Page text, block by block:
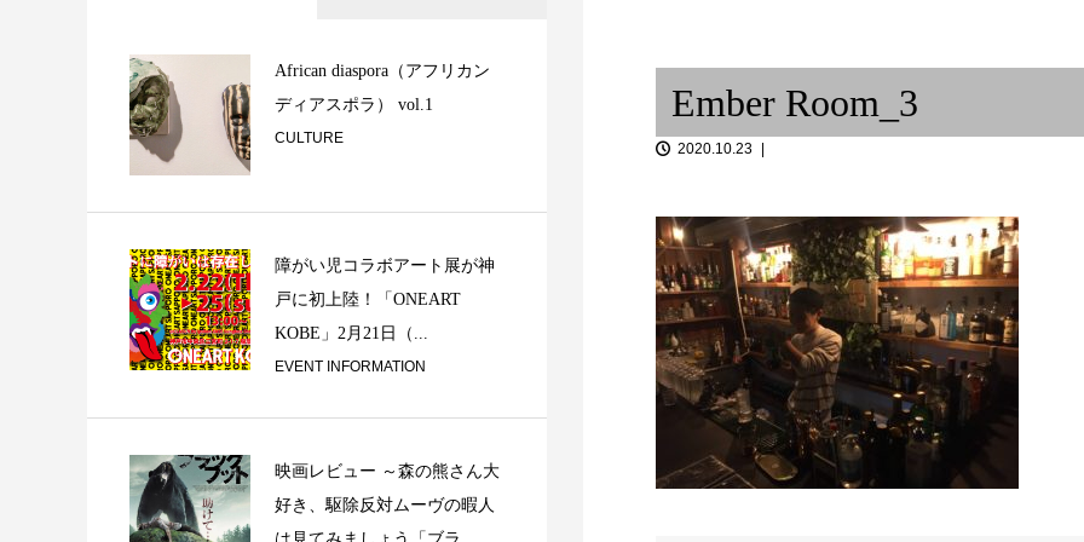
ョン ②
UK JAZZ DANCEの成り立ち Tacos, vino
ミュージシャンの楽器別性格 /
或るベーシストの思考...
「沖野好洋氏と語らうブラジリ
アンミュージック ...
狂乱の発表会
Ember Room_3
2020.10.23
African diaspora（アフリカン
ディアスポラ） vol.1
CULTURE
障がい児コラボアート展が神
戸に初上陸！「ONEART
KOBE」2月21日（...
EVENT INFORMATION
映画レビュー ～森の熊さん大
好き、駆除反対ムーヴの暇人